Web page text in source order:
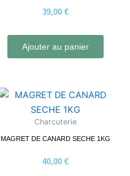
39,00 €
Ajouter au panier
Charcuterie
MAGRET DE CANARD SECHE 1KG
40,00 €